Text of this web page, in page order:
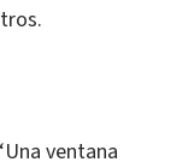
ventana